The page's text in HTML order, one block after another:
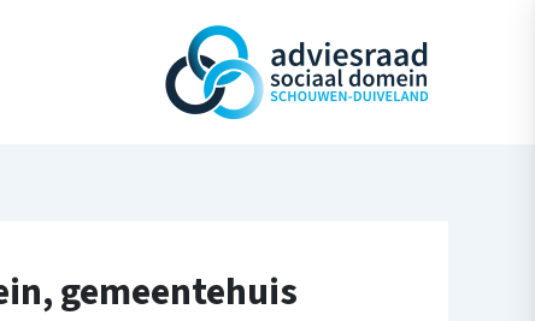
gemeentehuis